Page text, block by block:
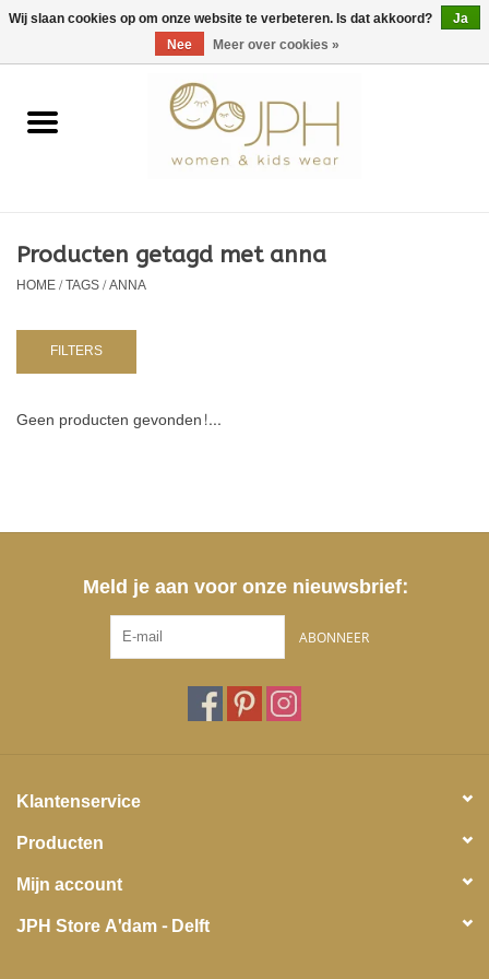
EUR/GBP/USD 0 Artikelen - €0,00
Home
Kids
NURSERY / TABLEWARE
Producten getagd met anna
HOME/TAGS/ANNA
FILTERS
Geen producten gevonden!...
Meld je aan voor onze nieuwsbrief:
ABONNEER
Klantenservice
Producten
Mijn account
JPH Store A'dam - Delft
Wij slaan cookies op om onze website te verbeteren. Is dat akkoord?
Ja
Nee
Meer over cookies »